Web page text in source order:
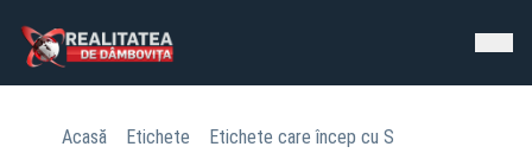
Acasă Etichete
Etichete care încep cu S